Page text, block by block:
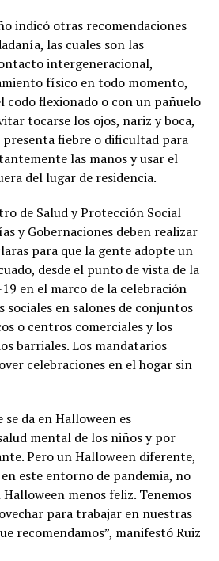
indicó otras recomendaciones
las cuales son las
intergeneracional,
físico en todo momento,
codo flexionado o con un pañuelo
tocarse los ojos, nariz y boca,
presenta fiebre o dificultad para
las manos y usar el
del lugar de residencia.
de Salud y Protección Social
y Gobernaciones deben realizar
para que la gente adopte un
desde el punto de vista de la
en el marco de la celebración
sociales en salones de conjuntos
o centros comerciales y los
barriales. Los mandatarios
celebraciones en el hogar sin
da en Halloween es
mental de los niños y por
Pero un Halloween diferente,
este entorno de pandemia, no
menos feliz. Tenemos
para trabajar en nuestras
recomendamos”, manifestó Ruiz